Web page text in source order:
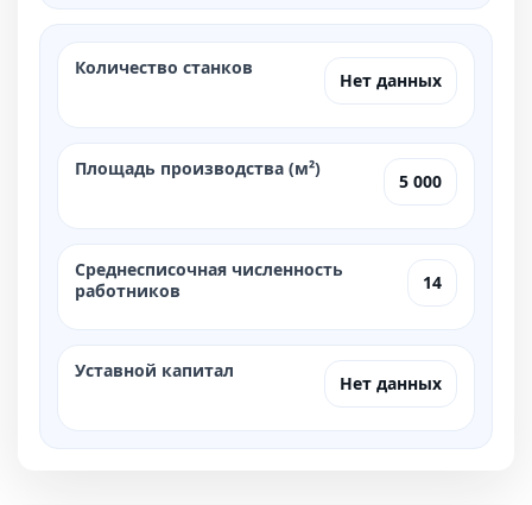
Количество станков
Нет данных
Площадь производства (м²)
5 000
Среднесписочная численность
работников
14
Уставной капитал
Нет данных